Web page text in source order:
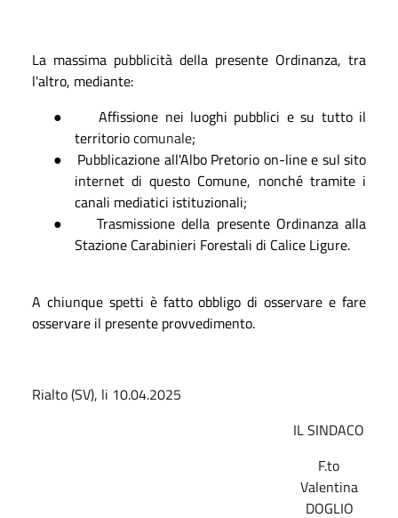
La massima pubblicità della presente Ordinanza, tra
l'altro, mediante:
●
Affissione nei luoghi pubblici e su tutto il
territoriocomunale;
●
Pubblicazione all'Albo Pretorio on-line e sul sito
internet di questo Comune, nonché tramite i
canali mediatici istituzionali;
●
Trasmissione della presente Ordinanza alla
Stazione Carabinieri Forestali di Calice Ligure.
A chiunque spetti è fatto obbligo di osservare e fare
osservare il presente provvedimento.
Rialto (SV), li 10.04.2025
IL SINDACO
F.to
Valentina
DOGLIO